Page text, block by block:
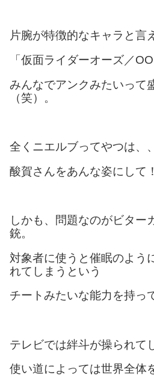
片腕が特徴的なキャラと言
「仮面ライダーオーズ／
みんなでアンクみたいって
（笑）。
全くニエルブってやつは、
酸賀さんをあんな姿にして！
しかも、問題なのがビター
銃。
対象者に使うと催眠のよう
れてしまうという
チートみたいな能力を持っ
テレビでは絆斗が操られて
使い道によっては世界全体